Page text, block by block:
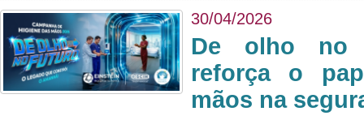
30/04/2026
De olho no
reforça o
mãos na